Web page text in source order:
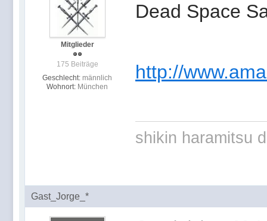
Mitglieder
175 Beiträge
Geschlecht: männlich
Wohnort: München
Dead Space
http://
shikin haramitsu
Gast_Jorge_*